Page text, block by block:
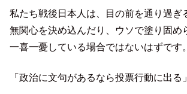
私たち戦後日本人は、目の前を通り過ぎ
無関心を決め込んだり、ウソで塗り固め
一喜一憂している場合ではないはずです。
「政治に文句があるなら投票行動に出る」